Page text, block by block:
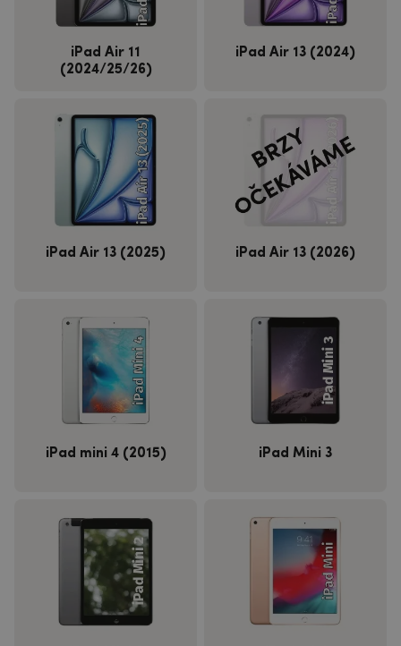
iPad Air 11
(2024/25/26)
iPad Air 13 (2024)
iPad Air 13 (2025) iPad Air 13 (2026)
iPad mini 4 (2015) iPad Mini 3